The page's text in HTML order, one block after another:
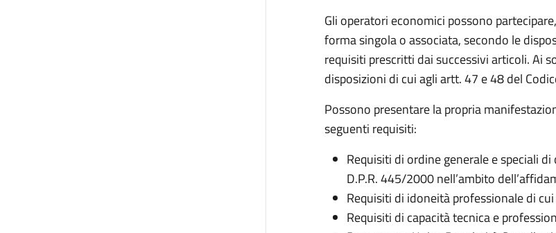
Gli operatori economici possono
forma singola o associata, secondo le
requisiti prescritti dai successivi articoli. Ai
disposizioni di cui agli artt. 47 e 48 del
Possono presentare la propria
seguenti requisiti:
Requisiti di ordine generale e speciali
D.P.R. 445/2000 nell’ambito
Requisiti di idoneità professionale di
Requisiti di capacità tecnica e